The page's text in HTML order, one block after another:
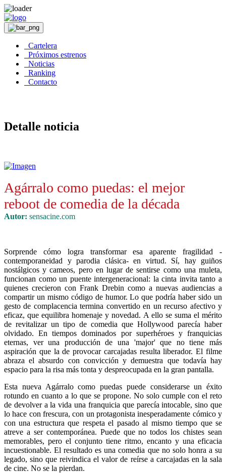
Cartelera
Próximos estrenos
Noticias
Ranking
Contacto
Detalle noticia
Agárralo como puedas: el mejor
reboot de comedia de la década
Autor: sensacine.com
Sorprende cómo logra transformar esa aparente fragilidad -
contemporaneidad y parodia clásica- en virtud. Sí, hay guiños
nostálgicos y cameos, pero en lugar de sentirse como una muleta,
funcionan como un puente intergeneracional: la cinta invita tanto a
quienes crecieron con Frank Drebin como a nuevas audiencias a
compartir un mismo código de humor. Lo que podría haber sido un
gesto de complacencia termina convertido en un recurso afectivo y
eficaz, que equilibra homenaje y novedad. A ello se suma el mérito
de revitalizar un tipo de comedia que Hollywood parecía haber
olvidado. En tiempos dominados por superhéroes y franquicias
eternas, ver una producción de una 'major' que no tiene más
aspiración que la de provocar carcajadas resulta liberador. El filme
abraza el absurdo con convicción y demuestra que todavía hay
espacio para la risa más tonta y despreocupada en la gran pantalla.
Esta nueva Agárralo como puedas puede considerarse un éxito
rotundo en cuanto a lo que se propone. No solo cumple con el reto
de devolver a la vida una franquicia que parecía intocable, sino que
lo hace con frescura, con un protagonista inesperadamente cómico y
con una estructura que respeta el pasado al mismo tiempo que se
atreve a ser contemporánea. Puede que no todos los chistes sean
memorables, pero el conjunto tiene ritmo, encanto y una eficacia
incuestionable. El resultado es una comedia que no solo honra a su
legado, sino que reivindica el valor de reírse a carcajadas en la sala
de cine. No se la pierdan.